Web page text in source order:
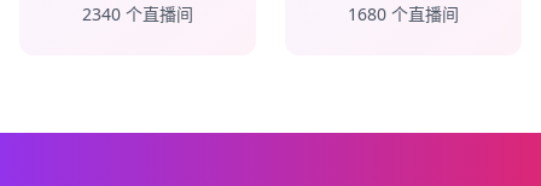
2340 个直播间 1680 个直播间